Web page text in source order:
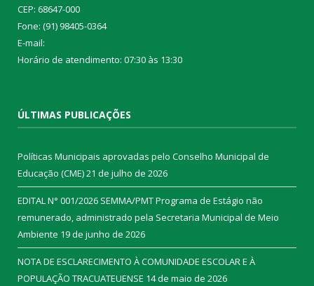
CEP: 68647-000
Fone: (91) 98405-0364
E-mail:
Horário de atendimento: 07:30 às 13:30
ÚLTIMAS PUBLICAÇÕES
Políticas Municipais aprovadas pelo Conselho Municipal de
Educação (CME)21 de julho de 2026
EDITAL N° 001/2026 SEMMA/PMT Programa de Estágio não
remunerado, administrado pela Secretaria Municipal de Meio
Ambiente 19 de junho de 2026
NOTA DE ESCLARECIMENTO À COMUNIDADE ESCOLAR E À
POPULAÇÃO TRACUATEUENSE 14 de maio de 2026